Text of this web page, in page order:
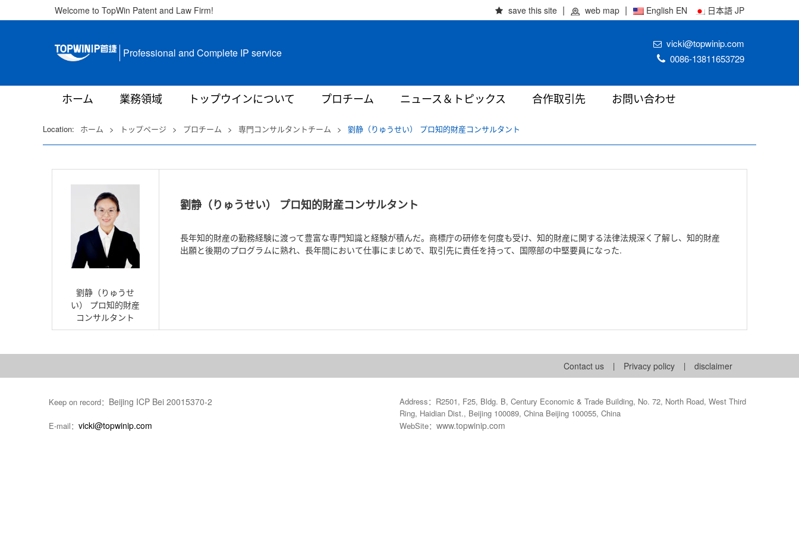
Welcome to TopWin Patent and Law Firm! save this site web map English EN 日本語 JP
Professional and Complete IP service
vicki@topwinip.com
0086-13811653729
ホーム 業務領域 トップウインについて プロチーム ニュース＆トピックス 合作取引先 お問い合わせ
Location: ホーム > トップページ > プロチーム > 専門コンサルタントチーム > 劉静（りゅうせい） プロ知的財産コンサルタント
劉静（りゅうせ
い） プロ知的財産
コンサルタント
劉静（りゅうせい） プロ知的財産コンサルタント
長年知的財産の勤務経験に渡って豊富な専門知識と経験が積んだ。商標庁の研修を何度も受け、知的財産に関する法律法規深く了解し、知的財産
出願と後期のプログラムに熟れ、長年間において仕事にまじめで、取引先に責任を持って、国際部の中堅要員になった.
Contact us | Privacy policy | disclaimer
Keep on record： Beijing ICP Bei 20015370-2
Address：R2501, F25, Bldg. B, Century Economic & Trade Building, No. 72, North Road, West Third
Ring, Haidian Dist., Beijing 100089, China Beijing 100055, China
E-mail： vicki@topwinip.com WebSite： www.topwinip.com